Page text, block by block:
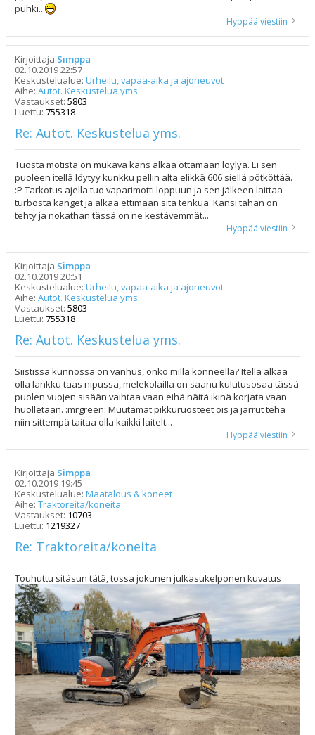
puhki..
Hyppää viestiin
Kirjoittaja Simppa
02.10.2019 22:57
Keskustelualue: Urheilu, vapaa-aika ja ajoneuvot
Aihe: Autot. Keskustelua yms.
Vastaukset: 5803
Luettu: 755318
Re: Autot. Keskustelua yms.
Tuosta motista on mukava kans alkaa ottamaan löylyä. Ei sen
puoleen itellä löytyy kunkku pellin alta elikkä 606 siellä pötköttää.
:P Tarkotus ajella tuo vaparimotti loppuun ja sen jälkeen laittaa
turbosta kanget ja alkaa ettimään sitä tenkua. Kansi tähän on
tehty ja nokathan tässä on ne kestävemmät...
Hyppää viestiin
Kirjoittaja Simppa
02.10.2019 20:51
Keskustelualue: Urheilu, vapaa-aika ja ajoneuvot
Aihe: Autot. Keskustelua yms.
Vastaukset: 5803
Luettu: 755318
Re: Autot. Keskustelua yms.
Siistissä kunnossa on vanhus, onko millä konneella? Itellä alkaa
olla lankku taas nipussa, melekolailla on saanu kulutusosaa tässä
puolen vuojen sisään vaihtaa vaan eihä näitä ikinä korjata vaan
huolletaan. :mrgreen: Muutamat pikkuruosteet ois ja jarrut tehä
niin sittempä taitaa olla kaikki laitelt...
Hyppää viestiin
Kirjoittaja Simppa
02.10.2019 19:45
Keskustelualue: Maatalous & koneet
Aihe: Traktoreita/koneita
Vastaukset: 10703
Luettu: 1219327
Re: Traktoreita/koneita
Touhuttu sitäsun tätä, tossa jokunen julkasukelponen kuvatus